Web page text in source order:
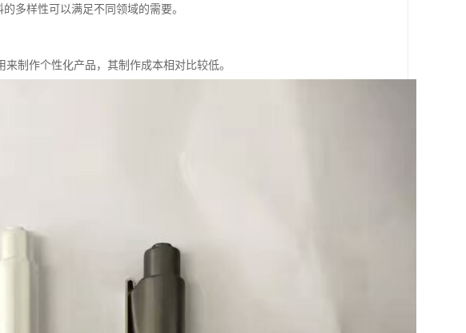
多样性可以满足不同领域的需要。
制作个性化产品，其制作成本相对比较低。